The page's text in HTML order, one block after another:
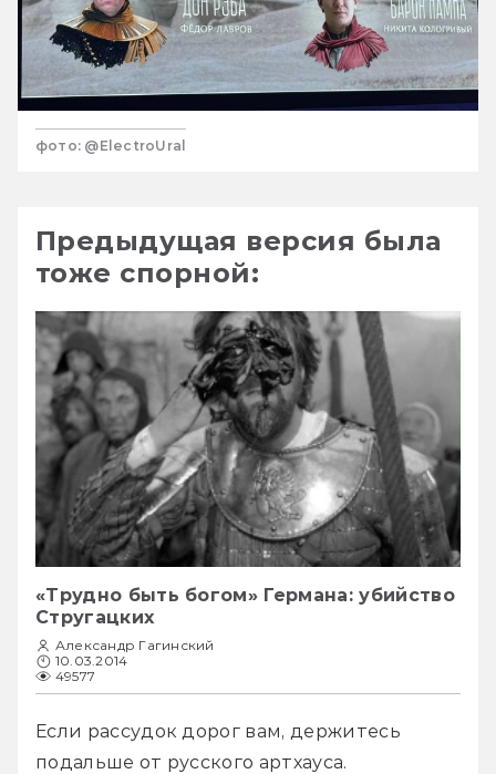
фото: @ElectroUral
Предыдущая версия была
тоже спорной:
«Трудно быть богом» Германа: убийство
Стругацких
Александр Гагинский
10.03.2014
49577
Если рассудок дорог вам, держитесь
подальше от русского артхауса.